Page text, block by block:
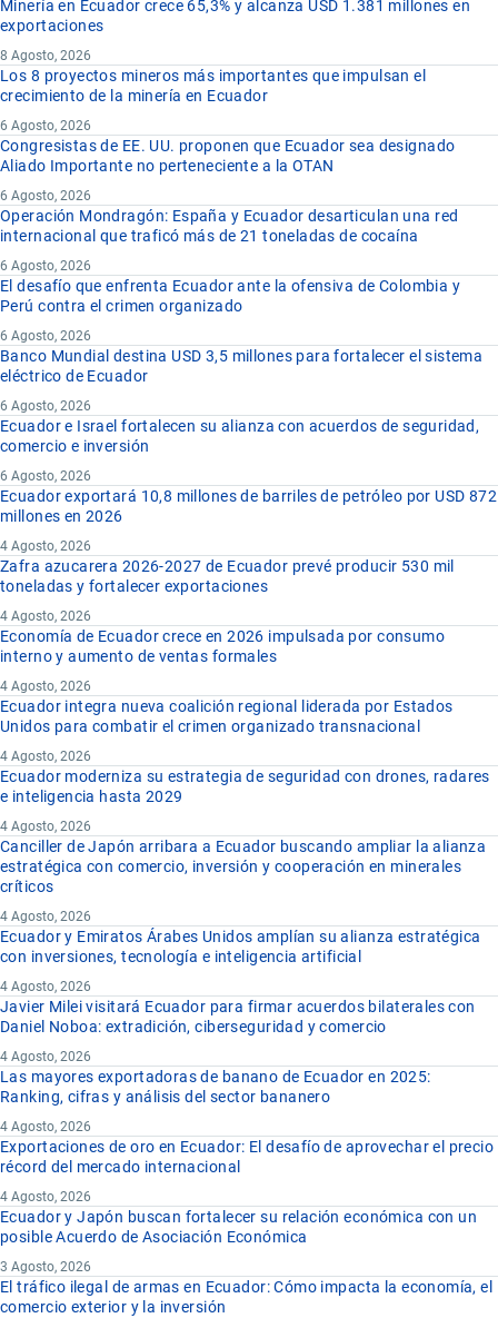
Minería en Ecuador crece 65,3% y alcanza USD 1.381 millones en
exportaciones
8 Agosto, 2026
Los 8 proyectos mineros más importantes que impulsan el
crecimiento de la minería en Ecuador
6 Agosto, 2026
Congresistas de EE. UU. proponen que Ecuador sea designado
Aliado Importante no perteneciente a la OTAN
6 Agosto, 2026
Operación Mondragón: España y Ecuador desarticulan una red
internacional que traficó más de 21 toneladas de cocaína
6 Agosto, 2026
El desafío que enfrenta Ecuador ante la ofensiva de Colombia y
Perú contra el crimen organizado
6 Agosto, 2026
Banco Mundial destina USD 3,5 millones para fortalecer el sistema
eléctrico de Ecuador
6 Agosto, 2026
Ecuador e Israel fortalecen su alianza con acuerdos de seguridad,
comercio e inversión
6 Agosto, 2026
Ecuador exportará 10,8 millones de barriles de petróleo por USD 872
millones en 2026
4 Agosto, 2026
Zafra azucarera 2026-2027 de Ecuador prevé producir 530 mil
toneladas y fortalecer exportaciones
4 Agosto, 2026
Economía de Ecuador crece en 2026 impulsada por consumo
interno y aumento de ventas formales
4 Agosto, 2026
Ecuador integra nueva coalición regional liderada por Estados
Unidos para combatir el crimen organizado transnacional
4 Agosto, 2026
Ecuador moderniza su estrategia de seguridad con drones, radares
e inteligencia hasta 2029
4 Agosto, 2026
Canciller de Japón arribara a Ecuador buscando ampliar la alianza
estratégica con comercio, inversión y cooperación en minerales
críticos
4 Agosto, 2026
Ecuador y Emiratos Árabes Unidos amplían su alianza estratégica
con inversiones, tecnología e inteligencia artificial
4 Agosto, 2026
Javier Milei visitará Ecuador para firmar acuerdos bilaterales con
Daniel Noboa: extradición, ciberseguridad y comercio
4 Agosto, 2026
Las mayores exportadoras de banano de Ecuador en 2025:
Ranking, cifras y análisis del sector bananero
4 Agosto, 2026
Exportaciones de oro en Ecuador: El desafío de aprovechar el precio
récord del mercado internacional
4 Agosto, 2026
Ecuador y Japón buscan fortalecer su relación económica con un
posible Acuerdo de Asociación Económica
3 Agosto, 2026
El tráfico ilegal de armas en Ecuador: Cómo impacta la economía, el
comercio exterior y la inversión